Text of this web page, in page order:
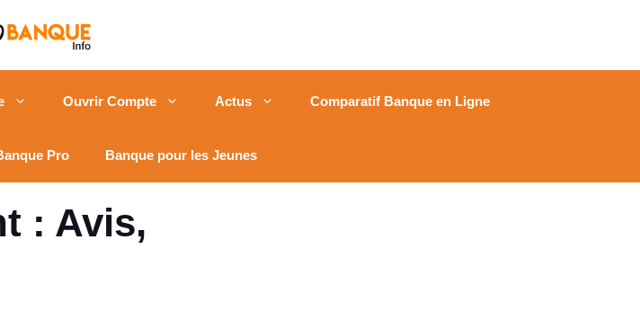
Ouvrir Compte Actus Comparatif Banque en Ligne
Pro Banque pour les Jeunes
: Avis,